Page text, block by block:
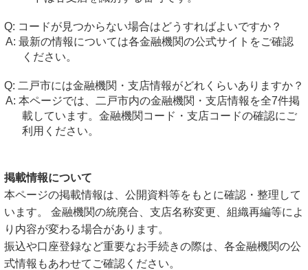
コードが見つからない場合はどうすればよいですか？
最新の情報については各金融機関の公式サイトをご確認
ください。
二戸市には金融機関・支店情報がどれくらいありますか？
本ページでは、二戸市内の金融機関・支店情報を全7件掲
載しています。金融機関コード・支店コードの確認にご
利用ください。
掲載情報について
本ページの掲載情報は、公開資料等をもとに確認・整理して
います。 金融機関の統廃合、支店名称変更、組織再編等によ
り内容が変わる場合があります。
振込や口座登録など重要なお手続きの際は、各金融機関の公
式情報もあわせてご確認ください。